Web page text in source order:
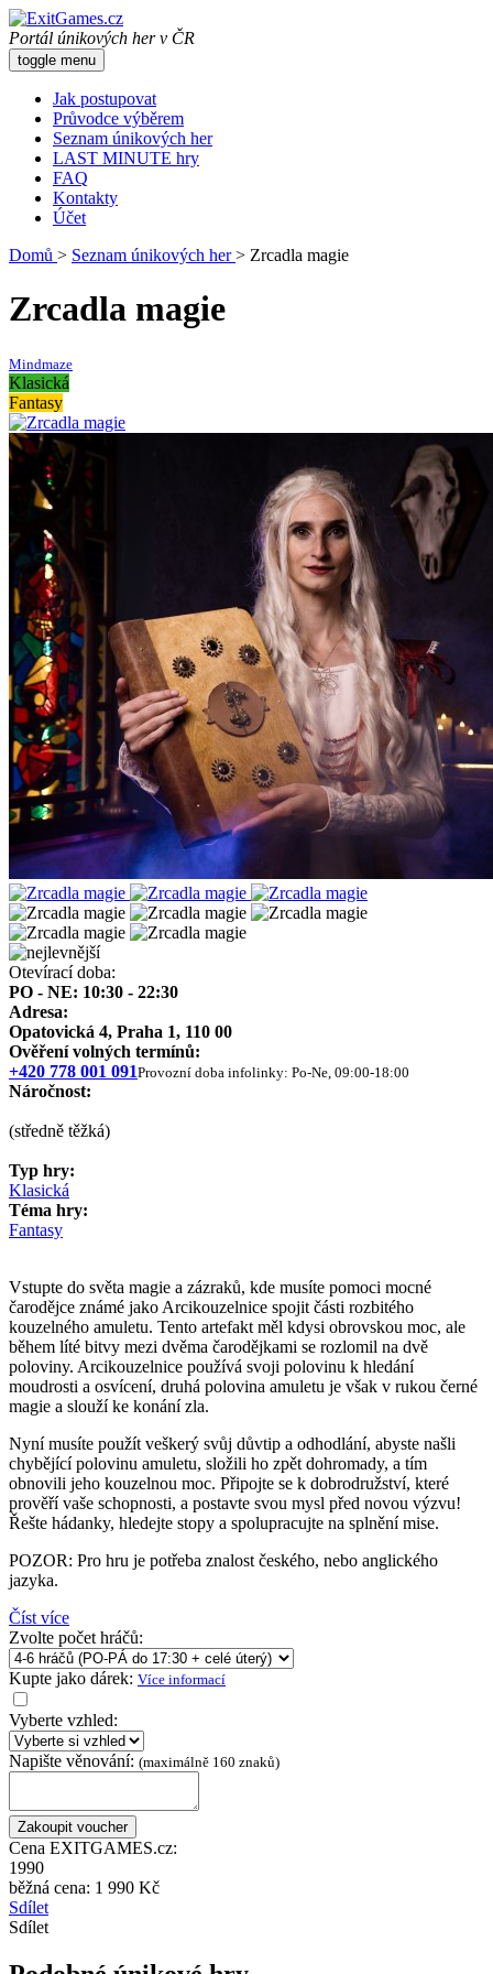
Portál únikových her v ČR
toggle menu
Jak postupovat
Průvodce výběrem
Seznam únikových her
LAST MINUTE hry
FAQ
Kontakty
Účet
Domů > Seznam únikových her > Zrcadla magie
Zrcadla magie
Mindmaze
Klasická
Fantasy
Otevírací doba:
PO - NE: 10:30 - 22:30
Adresa:
Opatovická 4, Praha 1, 110 00
Ověření volných termínů:
+420 778 001 091Provozní doba infolinky: Po-Ne, 09:00-18:00
Náročnost:
(středně těžká)
Typ hry:
Klasická
Téma hry:
Fantasy
Vstupte do světa magie a zázraků, kde musíte pomoci mocné
čarodějce známé jako Arcikouzelnice spojit části rozbitého
kouzelného amuletu. Tento artefakt měl kdysi obrovskou moc, ale
během líté bitvy mezi dvěma čarodějkami se rozlomil na dvě
poloviny. Arcikouzelnice používá svoji polovinu k hledání
moudrosti a osvícení, druhá polovina amuletu je však v rukou černé
magie a slouží ke konání zla.
Nyní musíte použít veškerý svůj důvtip a odhodlání, abyste našli
chybějící polovinu amuletu, složili ho zpět dohromady, a tím
obnovili jeho kouzelnou moc. Připojte se k dobrodružství, které
prověří vaše schopnosti, a postavte svou mysl před novou výzvu!
Řešte hádanky, hledejte stopy a spolupracujte na splnění mise.
POZOR: Pro hru je potřeba znalost českého, nebo anglického
jazyka.
Číst více
Zvolte počet hráčů:
Kupte jako dárek: Více informací
Vyberte vzhled:
Napište věnování: (maximálně 160 znaků)
Cena EXITGAMES.cz:
1990
běžná cena: 1 990 Kč
Sdílet
Sdílet